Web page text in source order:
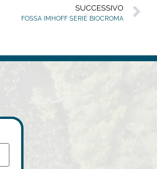
SUCCESSIVO
FOSSA IMHOFF SERIE BIOCROMA